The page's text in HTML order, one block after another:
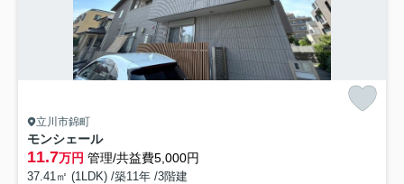
立川市錦町
モンシェール
11.7万円 管理/共益費5,000円
37.41㎡ (1LDK) /築11年 /3階建